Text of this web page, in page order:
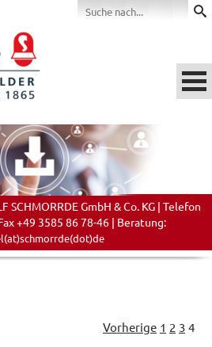
SCHMORRDE GmbH & Co. KG | Telefon
+49 3585 86 78-46 | Beratung:
Vorherige 1 2 3 4